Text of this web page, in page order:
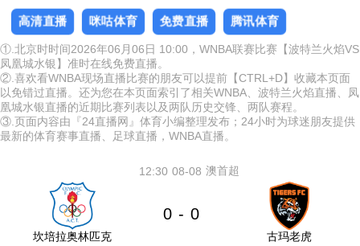
高清直播 咪咕体育 免费直播 腾讯体育
①.北京时时间2026年06月06日 10:00，WNBA联赛比赛【波特兰火焰VS
凤凰城水银】准时在线免费直播。
②.喜欢看WNBA现场直播比赛的朋友可以提前【CTRL+D】收藏本页面
以免错过直播。还为您在本页面索引了相关WNBA、波特兰火焰直播、凤
凰城水银直播的近期比赛列表以及两队历史交锋、两队赛程。
③.页面内容由『24直播网』体育小编整理发布；24小时为球迷朋友提供
最新的体育赛事直播、足球直播，WNBA直播。
08-08
12:30 澳首超
坎培拉奥林匹克
0 - 0
古玛老虎